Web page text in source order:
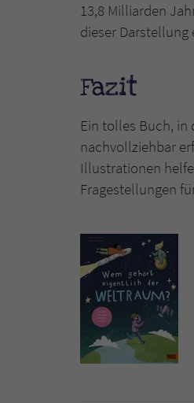
13,8 Milliarden
dieser Darstellung
Fazit
Ein tolles Buch,
nachvollziehbar
Illustrationen
Fragestellungen